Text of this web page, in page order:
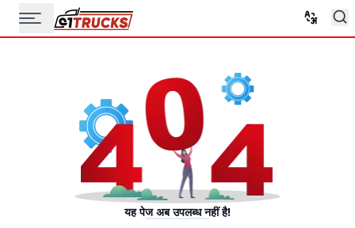
यह पेज अब उपलब्ध नहीं है!